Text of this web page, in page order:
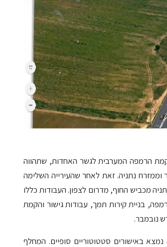
הרמפה המערבית לגשר האחדות, שתהווה
נתניה. זאת לאחר שהעירייה השלימה
מכביש החוף, מדרום לצפון. העבודות כללו
בניית קירות תמך, עבודות גישור והקמת
נובמבר.
באישורים סטטוטוריים סופיים. המחלף